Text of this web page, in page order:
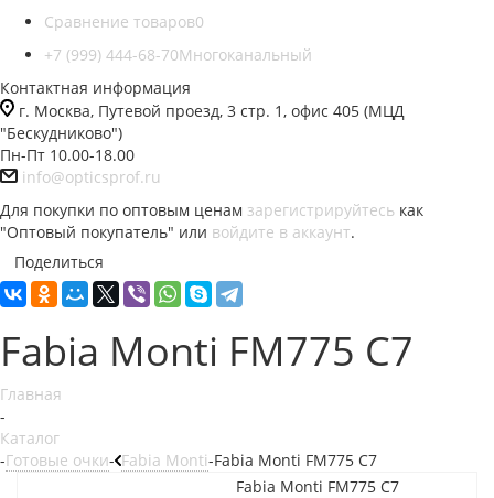
Сравнение товаров0
+7 (999) 444-68-70Многоканальный
Контактная информация
г. Москва, Путевой проезд, 3 стр. 1, офис 405 (МЦД
"Бескудниково")
Пн-Пт 10.00-18.00
info@opticsprof.ru
Для покупки по оптовым ценам зарегистрируйтесь как
"Оптовый покупатель" или войдите в аккаунт.
Поделиться
Fabia Monti FM775 C7
Главная
-
Каталог
-Готовые очки- Fabia Monti-Fabia Monti FM775 C7
Fabia Monti FM775 C7